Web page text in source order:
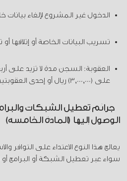
الدخول غير المشروع لإلغاء بيانات
تسريب البيانات الخاصة أو إتلافها
العقوبة: السجن مدة لا تزيد على
على (3,000,000) ريال أو إحدى العقوبتين.
جرائم تعطيل الشبكات
الوصول إليها (المادة الخامسة)
يعالج هذا النوع الاعتداء على التوافر
سواء عبر تعطيل الشبكة أو البرامج